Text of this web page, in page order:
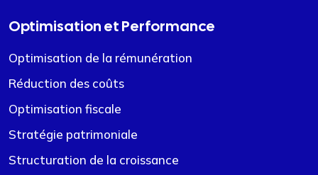
Optimisation et Performance
Optimisation de la rémunération
Réduction des coûts
Optimisation fiscale
Stratégie patrimoniale
Structuration de la croissance